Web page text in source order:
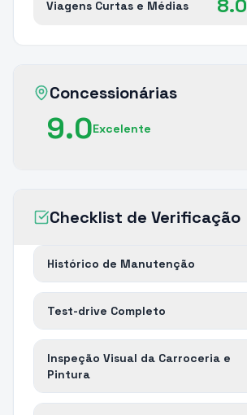
Viagens Curtas e Médias 8.0
Concessionárias
9.0Excelente
Checklist de Verificação
Histórico de Manutenção
Test-drive Completo
Inspeção Visual da Carroceria e
Pintura